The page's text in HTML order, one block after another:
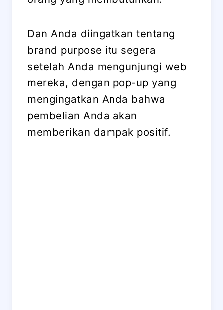
Dan Anda diingatkan tentang
brand purpose itu segera
setelah Anda mengunjungi web
mereka, dengan pop-up yang
mengingatkan Anda bahwa
pembelian Anda akan
memberikan dampak positif.